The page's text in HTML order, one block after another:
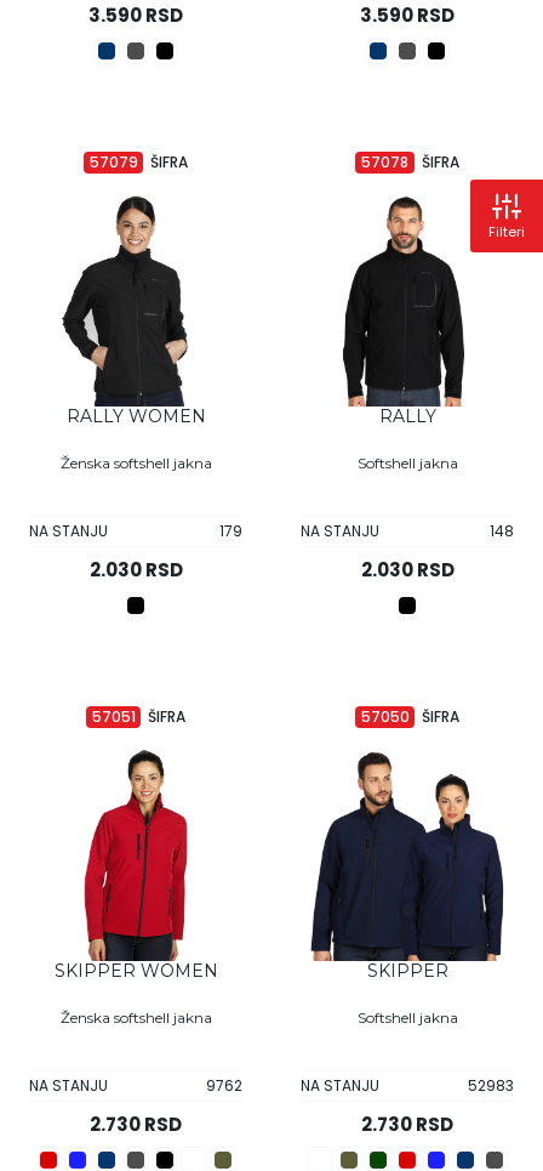
Filteri
3.590 RSD 3.590 RSD
ŠIFRA
57079
RALLY WOMEN
Ženska softshell jakna
NA STANJU 179
2.030 RSD
ŠIFRA
57078
RALLY
Softshell jakna
NA STANJU 148
2.030 RSD
ŠIFRA
57051
SKIPPER WOMEN
Ženska softshell jakna
NA STANJU 9762
2.730 RSD
ŠIFRA
57050
SKIPPER
Softshell jakna
NA STANJU 52983
2.730 RSD